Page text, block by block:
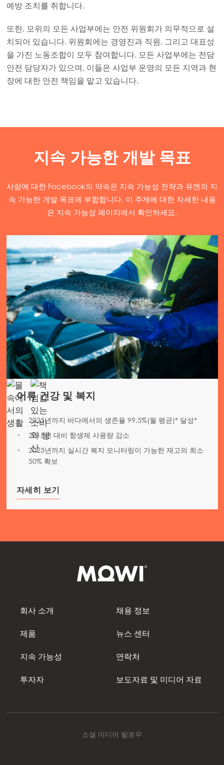
예방 조치를 취합니다.
또한, 모위의 모든 사업부에는 안전 위원회가 의무적으로 설
치되어 있습니다. 위원회에는 경영진과 직원, 그리고 대표성
을 가진 노동조합이 모두 참여합니다. 모든 사업부에는 전담
안전 담당자가 있으며, 이들은 사업부 운영의 모든 지역과 현
장에 대한 안전 책임을 맡고 있습니다.
지속 가능한 개발 목표
사람에 대한 Facebook의 약속은 지속 가능성 전략과 유엔의 지
속 가능한 개발 목표에 부합합니다. 이 주제에 대한 자세한 내용
은 지속 가능성 페이지에서 확인하세요.
어류 건강 및 복지
2025년까지 바다에서의 생존율 99.5%(월 평균)* 달성*
2015년 대비 항생제 사용량 감소
2023년까지 실시간 복지 모니터링이 가능한 재고의 최소
50% 확보
자세히 보기
회사 소개
제품
지속 가능성
투자자
채용 정보
뉴스 센터
연락처
보도자료 및 미디어 자료
소셜 미디어 팔로우